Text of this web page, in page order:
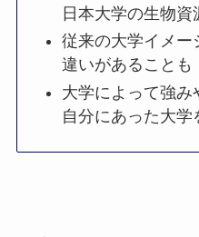
日本大学の生物資
従来の大学イメー
違いがあることも
大学によって強み
自分にあった大学